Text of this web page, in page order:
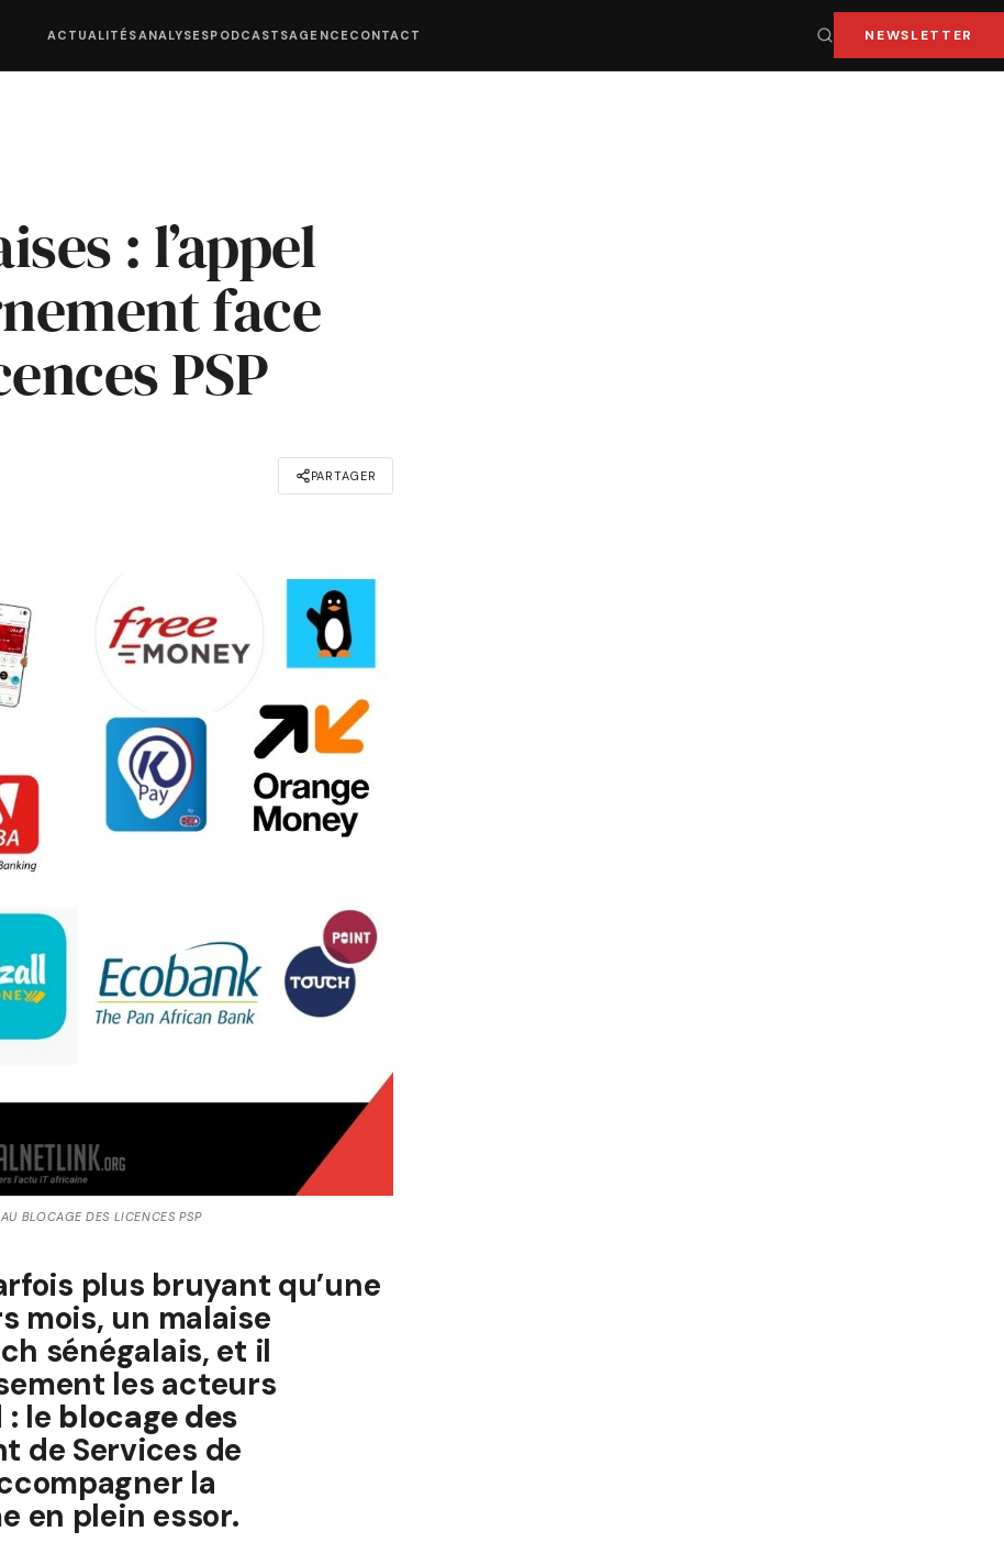
ACTUALITÉSANALYSESPODCASTSAGENCE CONTACT NEWSLETTER
: l’appel
face
PSP
PARTAGER
BLOCAGE DES LICENCES PSP
plus bruyant qu’une
mois, un malaise
sénégalais, et il
les acteurs
le blocage des
de Services de
la
en plein essor.